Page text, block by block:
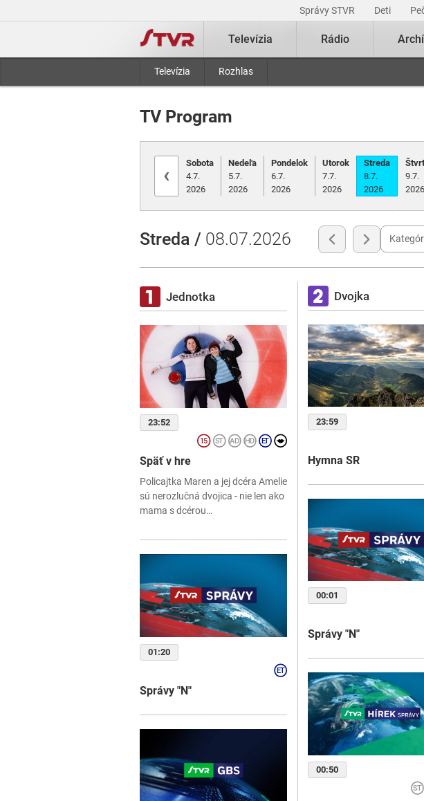
Správy STVR Deti
Televízia Rádio
Televízia Rozhlas
TV Program
‹
Sobota
4.7.
2026
Nedeľa
5.7.
2026
Pondelok
6.7.
2026
Utorok
7.7.
2026
Streda
8.7.
2026
9.7.
2026
Streda / 08.07.2026
Jednotka
23:52
Späť v hre
Policajtka Maren a jej dcéra Amelie
sú nerozlučná dvojica - nie len ako
mama s dcérou…
01:20
Správy "N"
Dvojka
23:59
Hymna SR
00:01
Správy "N"
00:50